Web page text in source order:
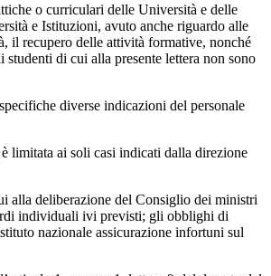
o curriculari delle Università e delle
e Istituzioni, avuto anche riguardo alle
il recupero delle attività formative, nonché
di cui alla presente lettera non sono
diverse indicazioni del personale
limitata ai soli casi indicati dalla direzione
alla deliberazione del Consiglio dei ministri
individuali ivi previsti; gli obblighi di
nazionale assicurazione infortuni sul